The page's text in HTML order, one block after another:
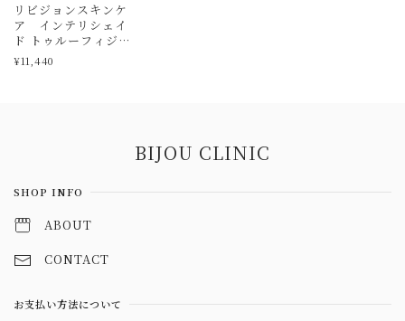
リビジョンスキンケ
ア インテリシェイ
ド トゥルーフィジカ
ル C
¥11,440
BIJOU CLINIC
SHOP INFO
ABOUT
CONTACT
お支払い方法について